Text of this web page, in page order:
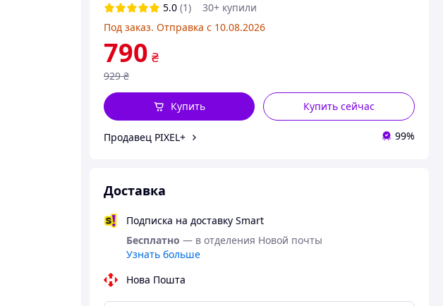
5.0 (1)
30+ купили
Под заказ. Отправка с 10.08.2026
790 ₴
929 ₴
Купить сейчас
Купить
Продавец PIXEL+ 99%
Доставка
Подписка на доставку Smart
Бесплатно — в отделения Новой почты
Узнать больше
Нова Пошта